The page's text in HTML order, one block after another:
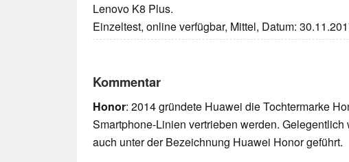
Lenovo K8 Plus.
Einzeltest, online verfügbar, Mittel, Datum:
Kommentar
Honor: 2014 gründete Huawei die Tochtermarke
Smartphone-Linien vertrieben werden.
auch unter der Bezeichnung Huawei Honor geführt.